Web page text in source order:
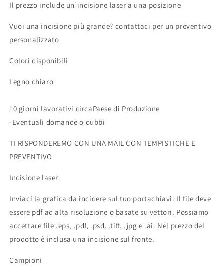
Il prezzo include un’incisione laser a una posizione
Vuoi una incisione più grande? contattaci per un preventivo
personalizzato
Colori disponibili
Legno chiaro
10 giorni lavorativi circaPaese di Produzione
-Eventuali domande o dubbi
TI RISPONDEREMO CON UNA MAIL CON TEMPISTICHE E
PREVENTIVO
Incisione laser
Inviaci la grafica da incidere sul tuo portachiavi. Il file deve
essere pdf ad alta risoluzione o basate su vettori. Possiamo
accettare file .eps, .pdf, .psd, .tiff, .jpg e .ai. Nel prezzo del
prodotto è inclusa una incisione sul fronte.
Campioni